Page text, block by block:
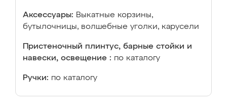
Аксессуары: Выкатные корзины,
бутылочницы, волшебные уголки, карусели
Пристеночный плинтус, барные стойки и
навески, освещение : по каталогу
Ручки: по каталогу